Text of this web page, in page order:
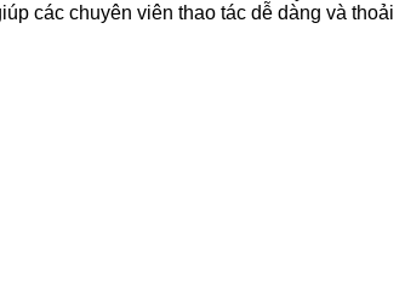
các chuyên viên thao tác dễ dàng và thoải